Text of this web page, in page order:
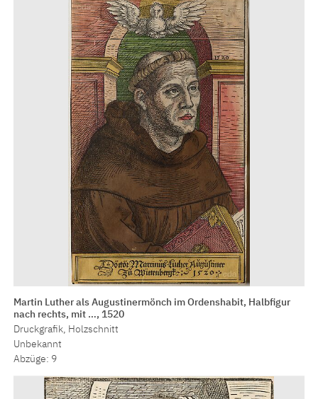
Martin Luther als Augustinermönch im Ordenshabit, Halbfigur
nach rechts, mit …, 1520
Druckgrafik, Holzschnitt
Unbekannt
Abzüge: 9